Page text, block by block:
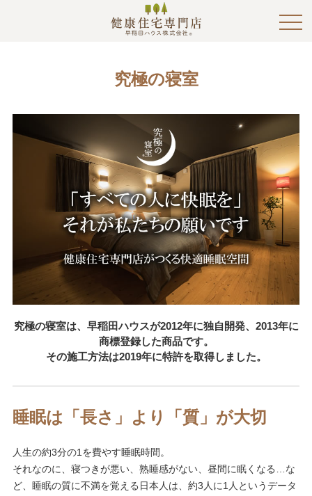
究極の寝室
究極の寝室は、早稲田ハウスが2012年に独自開発、2013年に
商標登録した商品です。
その施工方法は2019年に特許を取得しました。
睡眠は「長さ」より「質」が大切
人生の約3分の1を費やす睡眠時間。
それなのに、寝つきが悪い、熟睡感がない、昼間に眠くなる…な
ど、睡眠の質に不満を覚える日本人は、約3人に1人というデータ